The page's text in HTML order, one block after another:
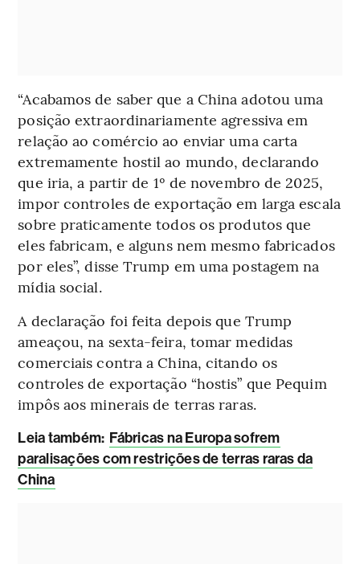
“Acabamos de saber que a China adotou uma
posição extraordinariamente agressiva em
relação ao comércio ao enviar uma carta
extremamente hostil ao mundo, declarando
que iria, a partir de 1º de novembro de 2025,
impor controles de exportação em larga escala
sobre praticamente todos os produtos que
eles fabricam, e alguns nem mesmo fabricados
por eles”, disse Trump em uma postagem na
mídia social.
A declaração foi feita depois que Trump
ameaçou, na sexta-feira, tomar medidas
comerciais contra a China, citando os
controles de exportação “hostis” que Pequim
impôs aos minerais de terras raras.
Leia também: Fábricas na Europa sofrem
paralisações com restrições de terras raras da
China